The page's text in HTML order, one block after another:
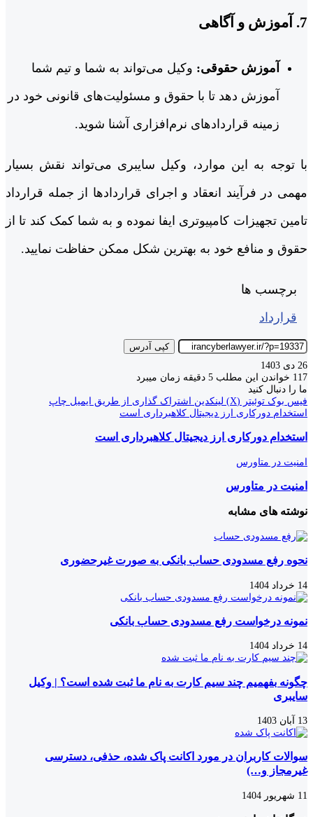
7. آموزش و آگاهی
آموزش حقوقی: وکیل می‌تواند به شما و تیم شما
آموزش دهد تا با حقوق و مسئولیت‌های قانونی خود در
زمینه قراردادهای نرم‌افزاری آشنا شوید.
با توجه به این موارد، وکیل سایبری می‌تواند نقش بسیار
مهمی در فرآیند انعقاد و اجرای قراردادها از جمله قرارداد
تامین تجهیزات کامپیوتری ایفا نموده و به شما کمک کند تا از
حقوق و منافع خود به بهترین شکل ممکن حفاظت نمایید.
برچسب ها
قرارداد
کپی آدرس
26 دی 1403
117 خواندن این مطلب 5 دقیقه زمان میبرد
ما را دنبال کنید
فیس بوک توئیتر (X) لینکدین اشتراک گذاری از طریق ایمیل چاپ
استخدام دورکاری ارز دیجیتال کلاهبرداری است
استخدام دورکاری ارز دیجیتال کلاهبرداری است
امنیت در متاورس
امنیت در متاورس
نوشته های مشابه
نحوه رفع مسدودی حساب بانکی به صورت غیرحضوری
14 خرداد 1404
نمونه درخواست رفع مسدودی حساب بانکی
14 خرداد 1404
چگونه بفهمیم چند سیم کارت به نام ما ثبت شده است؟ | وکیل
سایبری
13 آبان 1403
سوالات کاربران در مورد اکانت پاک شده، حذفی، دسترسی
غیرمجاز و…)
11 شهریور 1404